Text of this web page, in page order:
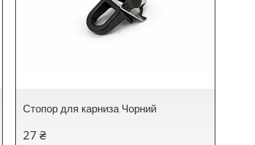
Стопор для карниза Чорний
27 ₴